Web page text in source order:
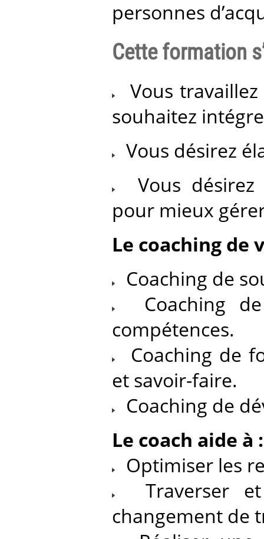
personnes
Cette formation
Vous
souhaitez
Vous désirez
Vous désirez
pour mieux
Le coaching de
Coaching de
Coaching
compétences.
Coaching de
et savoir-faire.
Coaching de
Le coach aide à :
Optimiser les
Traverser
changement de